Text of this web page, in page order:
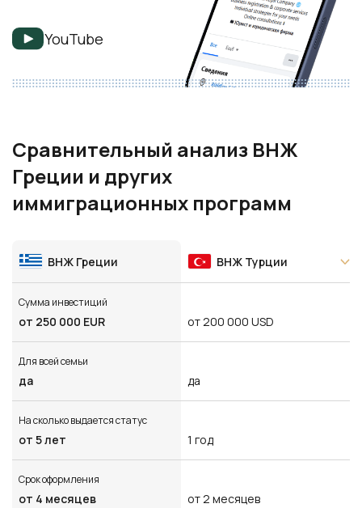
YouTube
Сравнительный анализ ВНЖ
Греции и других
иммиграционных программ
ВНЖ Греции ВНЖ Турции
Сумма инвестиций
от 250 000 EUR от 200 000 USD
Для всей семьи
да да
На сколько выдается статус
от 5 лет 1 год
Срок оформления
от 4 месяцев от 2 месяцев